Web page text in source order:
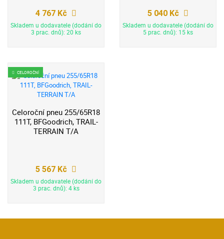
4 767 Kč
Skladem u dodavatele (dodání do
3 prac. dnů): 20 ks
5 040 Kč
Skladem u dodavatele (dodání do
5 prac. dnů): 15 ks
CELOROČNÍ
Celoroční pneu 255/65R18
111T, BFGoodrich, TRAIL-
TERRAIN T/A
5 567 Kč
Skladem u dodavatele (dodání do
3 prac. dnů): 4 ks